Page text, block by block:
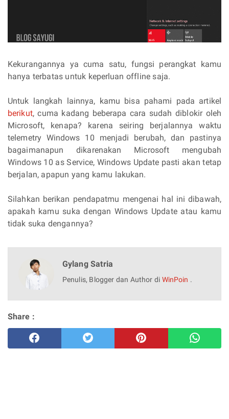
Kekurangannya ya cuma satu, fungsi perangkat kamu
hanya terbatas untuk keperluan offline saja.
Untuk langkah lainnya, kamu bisa pahami pada artikel
berikut, cuma kadang beberapa cara sudah diblokir oleh
Microsoft, kenapa? karena seiring berjalannya waktu
telemetry Windows 10 menjadi berubah, dan pastinya
bagaimanapun dikarenakan Microsoft mengubah
Windows 10 as Service, Windows Update pasti akan tetap
berjalan, apapun yang kamu lakukan.
Silahkan berikan pendapatmu mengenai hal ini dibawah,
apakah kamu suka dengan Windows Update atau kamu
tidak suka dengannya?
Gylang Satria
Penulis, Blogger dan Author di WinPoin .
Share :